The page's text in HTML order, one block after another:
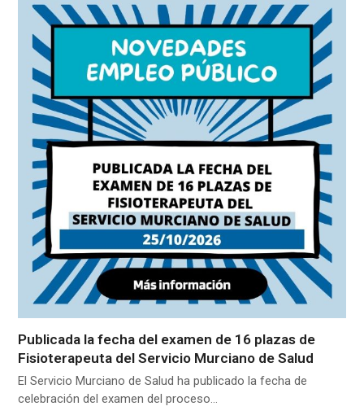
Publicada la fecha del examen de 16 plazas de
Fisioterapeuta del Servicio Murciano de Salud
El Servicio Murciano de Salud ha publicado la fecha de
celebración del examen del proceso…